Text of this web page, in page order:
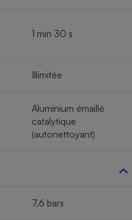
1 min 30 s
Illimitée
Aluminium émaillé
catalytique
(autonettoyant)
7,6 bars